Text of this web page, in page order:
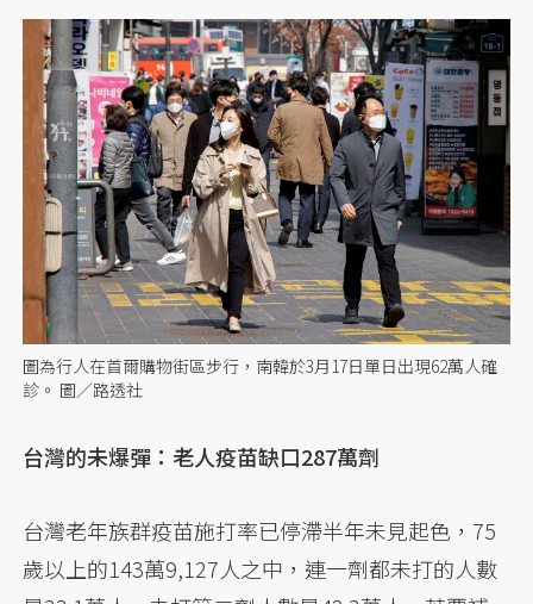
圖為行人在首爾購物街區步行，南韓於3月17日單日出現62萬人確
診。 圖／路透社
台灣的未爆彈：老人疫苗缺口287萬劑
台灣老年族群疫苗施打率已停滯半年未見起色，75
歲以上的143萬9,127人之中，連一劑都未打的人數